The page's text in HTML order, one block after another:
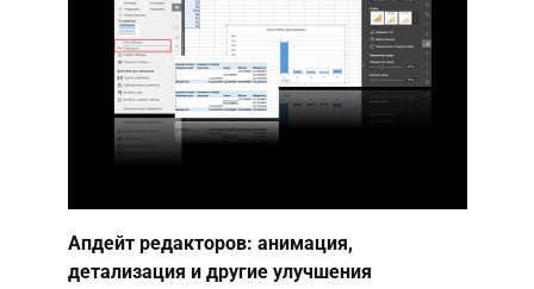
Апдейт редакторов: анимация,
детализация и другие улучшения